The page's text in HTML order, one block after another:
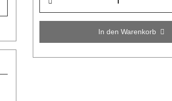
In den Warenkorb